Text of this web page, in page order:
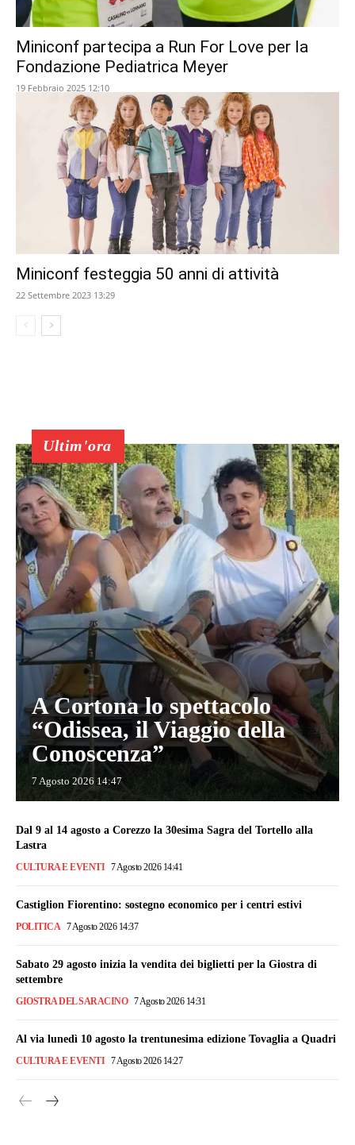
Miniconf partecipa a Run For Love per la
Fondazione Pediatrica Meyer
19 Febbraio 2025 12:10
Miniconf festeggia 50 anni di attività
22 Settembre 2023 13:29
Ultim'ora
A Cortona lo spettacolo
“Odissea, il Viaggio della
Conoscenza”
7 Agosto 2026 14:47
Dal 9 al 14 agosto a Corezzo la 30esima Sagra del Tortello alla
Lastra
CULTURA E EVENTI 7 Agosto 2026 14:41
Castiglion Fiorentino: sostegno economico per i centri estivi
POLITICA 7 Agosto 2026 14:37
Sabato 29 agosto inizia la vendita dei biglietti per la Giostra di
settembre
GIOSTRA DEL SARACINO 7 Agosto 2026 14:31
Al via lunedì 10 agosto la trentunesima edizione Tovaglia a Quadri
CULTURA E EVENTI 7 Agosto 2026 14:27